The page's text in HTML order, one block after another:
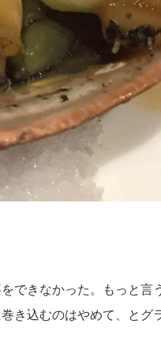
できなかった。もっと
き込むのはやめて、とグ